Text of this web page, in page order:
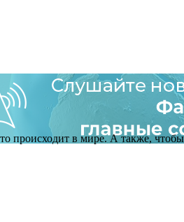
происходит в мире. А также,